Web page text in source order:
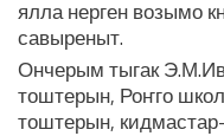
ялла нерген возымо
савыреныт.
Ончерым тыгак
тоштерын, Роҥго
тоштерын,